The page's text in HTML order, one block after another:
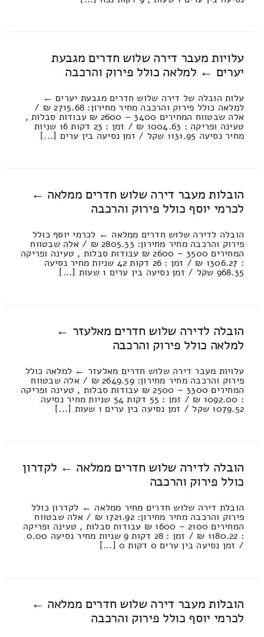
עלויות מעבר דירה שלוש חדרים מגבעת
יערים ← למלאה כולל פירוק והרכבה
עלות הובלה של דירה שלוש חדרים מגבעת יערים ←
למלאה כולל פירוק והרכבה מחיר מחירון: 2715.68 ₪ /
אלה שבטווח המחירים 3400 – 2600 ₪ עבודות סבלות ,
טעינה ופריקה : 1004.63 ₪ / זמן : 23 דקות 16 שניות
מחיר נסיעה 1131.95 שקל / זמן נסיעה בין ערים [...]
הובלות מעבר דירה שלוש חדרים ממלאה ←
לכרמי יוסף כולל פירוק והרכבה
הובלה לדירה שלוש חדרים ממלאה ← לכרמי יוסף כולל
פירוק והרכבה מחיר מחירון: 2805.33 ₪ / אלה שבטווח
המחירים 3500 – 2600 ₪ עבודות סבלות , טעינה ופריקה
: 1306.27 ₪ / זמן : 26 דקות 42 שניות מחיר נסיעה
968.35 שקל / זמן נסיעה בין ערים 1 שעות [...]
הובלה לדירה שלוש חדרים מאלעזר ←
למלאה כולל פירוק והרכבה
עלויות מעבר דירה שלוש חדרים מאלעזר ← למלאה כולל
פירוק והרכבה מחיר מחירון: 2649.59 ₪ / אלה שבטווח
המחירים 3300 – 2500 ₪ עבודות סבלות , טעינה ופריקה
: 1092.00 ₪ / זמן : 55 דקות 54 שניות מחיר נסיעה
1079.52 שקל / זמן נסיעה בין ערים 1 שעות [...]
הובלה לדירה שלוש חדרים ממלאה ← לקדרון
כולל פירוק והרכבה
הובלת דירה שלוש חדרים מחיר ממלאה ← לקדרון כולל
פירוק והרכבה מחיר מחירון: 1721.92 ₪ / אלה שבטווח
המחירים 2100 – 1600 ₪ עבודות סבלות , טעינה ופריקה
: 1180.22 ₪ / זמן : 28 דקות 9 שניות מחיר נסיעה 0.00
/ זמן נסיעה בין ערים 0 דקות 0 [...]
הובלות מעבר דירה שלוש חדרים ממלאה ←
לכרמי יוסף כולל פירוק והרכבה